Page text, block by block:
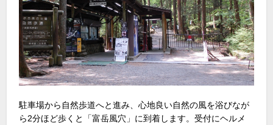
駐車場から自然歩道へと進み、心地良い自然の風を浴びなが
ら2分ほど歩くと「富岳風穴」に到着します。受付にヘルメ